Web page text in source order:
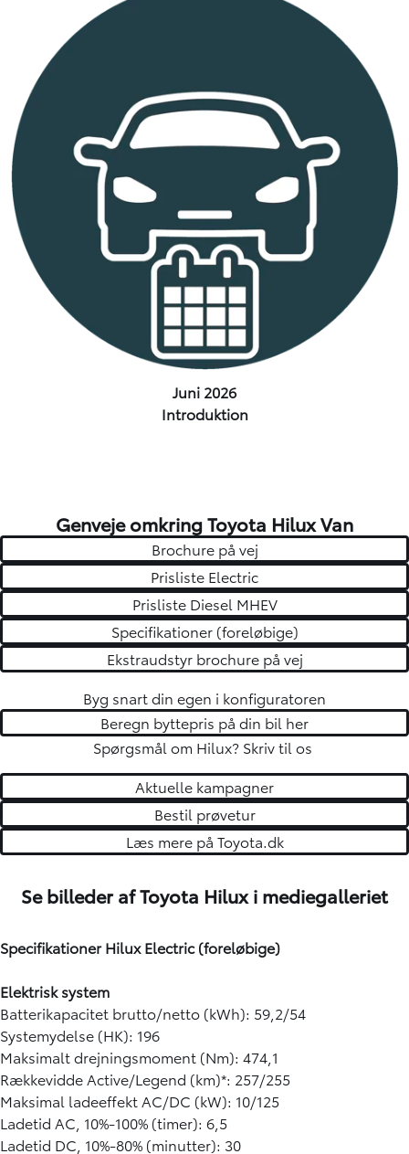
Juni 2026
Introduktion
Genveje omkring Toyota Hilux Van
Brochure på vej
Prisliste Electric
Prisliste Diesel MHEV
Specifikationer (foreløbige)
Ekstraudstyr brochure på vej
Byg snart din egen i konfiguratoren
Beregn byttepris på din bil her
Spørgsmål om Hilux? Skriv til os
Aktuelle kampagner
Bestil prøvetur
Læs mere på Toyota.dk
Se billeder af Toyota Hilux i mediegalleriet
Specifikationer Hilux Electric (foreløbige)
Elektrisk system
Batterikapacitet brutto/netto (kWh): 59,2/54
Systemydelse (HK): 196
Maksimalt drejningsmoment (Nm): 474,1
Rækkevidde Active/Legend (km)*: 257/255
Maksimal ladeeffekt AC/DC (kW): 10/125
Ladetid AC, 10%-100% (timer): 6,5
Ladetid DC, 10%-80% (minutter): 30